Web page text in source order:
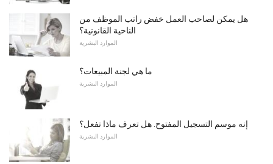
هل يمكن لصاحب العمل خفض راتب الموظف من
الناحية القانونية؟
الموارد البشرية
ما هي لجنة المبيعات؟
الموارد البشرية
إنه موسم التسجيل المفتوح. هل تعرف ماذا تفعل؟
الموارد البشرية